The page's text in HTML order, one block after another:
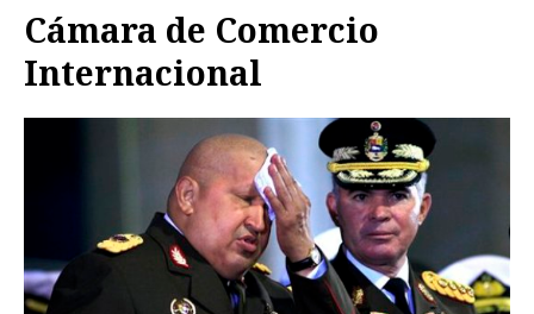
Cámara de Comercio
Internacional